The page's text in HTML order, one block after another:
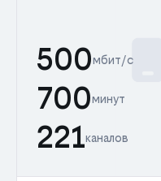
500мбит/с
700минут
221каналов